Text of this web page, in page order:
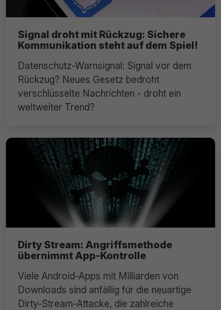
Signal droht mit Rückzug: Sichere
Kommunikation steht auf dem Spiel!
Datenschutz-Warnsignal: Signal vor dem
Rückzug? Neues Gesetz bedroht
verschlüsselte Nachrichten - droht ein
weltweiter Trend?
Dirty Stream: Angriffsmethode
übernimmt App-Kontrolle
Viele Android-Apps mit Milliarden von
Downloads sind anfällig für die neuartige
Dirty-Stream-Attacke, die zahlreiche